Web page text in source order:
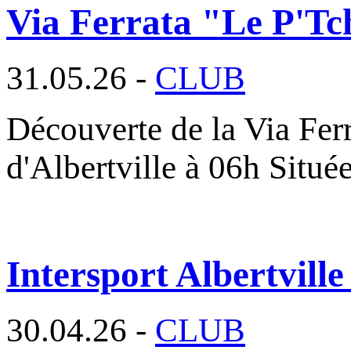
Via Ferrata "Le
31.05.26 - CLUB
Découverte de la Via
d'Albertville à 06h
Intersport Albertville
30.04.26 - CLUB